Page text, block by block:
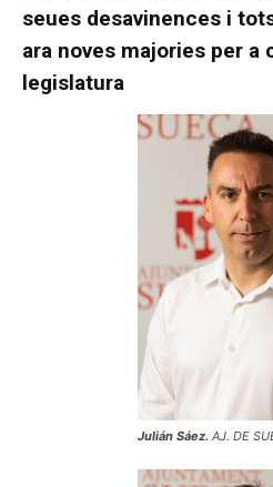
seues desavinences i
ara noves majories per a
legislatura
Julián Sáez. AJ. DE